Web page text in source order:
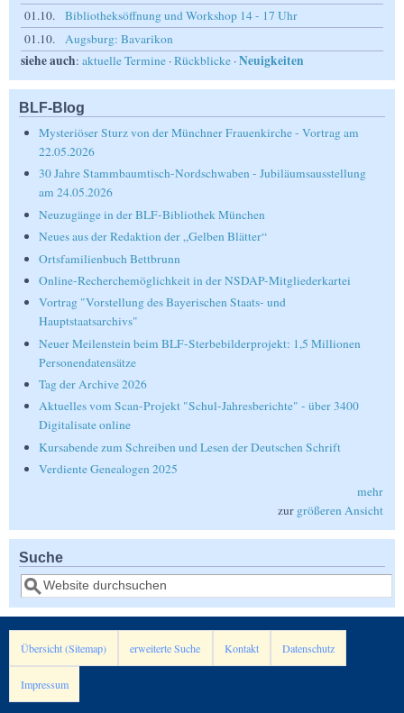
01.10.
Bibliotheksöffnung und Workshop 14 - 17 Uhr
01.10.
Augsburg: Bavarikon
siehe auch: aktuelle Termine ·Rückblicke ·Neuigkeiten
BLF-Blog
Mysteriöser Sturz von der Münchner Frauenkirche - Vortrag am
22.05.2026
30 Jahre Stammbaumtisch-Nordschwaben - Jubiläumsausstellung
am 24.05.2026
Neuzugänge in der BLF-Bibliothek München
Neues aus der Redaktion der „Gelben Blätter“
Ortsfamilienbuch Bettbrunn
Online-Recherchemöglichkeit in der NSDAP-Mitgliederkartei
Vortrag "Vorstellung des Bayerischen Staats- und
Hauptstaatsarchivs"
Neuer Meilenstein beim BLF-Sterbebilderprojekt: 1,5 Millionen
Personendatensätze
Tag der Archive 2026
Aktuelles vom Scan-Projekt "Schul-Jahresberichte" - über 3400
Digitalisate online
Kursabende zum Schreiben und Lesen der Deutschen Schrift
Verdiente Genealogen 2025
mehr
zur größeren Ansicht
Suche
Suche
Übersicht (Sitemap) erweiterte Suche Kontakt Datenschutz
Impressum